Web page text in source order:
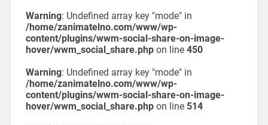
Warning: Undefined array key "mode" in
/home/zanimatelno.com/www/wp-
content/plugins/wwm-social-share-on-image-
hover/wwm_social_share.phpon line 450
Warning: Undefined array key "mode" in
/home/zanimatelno.com/www/wp-
content/plugins/wwm-social-share-on-image-
hover/wwm_social_share.phpon line 514